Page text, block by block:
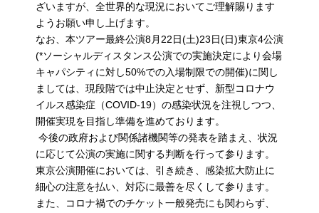
ざいますが、全世界的な現況においてご理解賜ります
ようお願い申し上げます。
なお、本ツアー最終公演8月22日(土)23日(日)東京4公演
(*ソーシャルディスタンス公演での実施決定により会場
キャパシティに対し50%での入場制限での開催)に関し
ましては、現段階では中止決定とせず、新型コロナウ
イルス感染症（COVID-19）の感染状況を注視しつつ、
開催実現を目指し準備を進めております。
今後の政府および関係諸機関等の発表を踏まえ、状況
に応じて公演の実施に関する判断を行って参ります。
東京公演開催においては、引き続き、感染拡大防止に
細心の注意を払い、対応に最善を尽くして参ります。
また、コロナ禍でのチケット一般発売にも関わらず、